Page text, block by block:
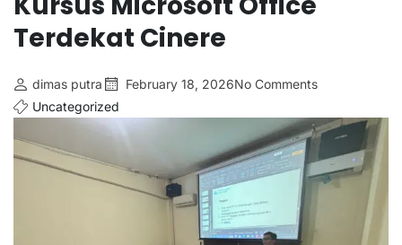
Terdekat Cinere
dimas putra February 18, 2026No Comments
Uncategorized